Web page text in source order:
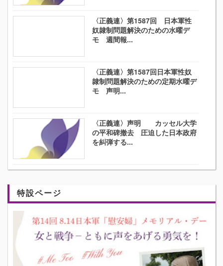
〈正義連〉第1587回 日本軍性
奴隷制問題解決のための水曜デ
モ 週間報...
〈正義連〉第1587回日本軍性奴
隷制問題解決のための定期水曜デ
モ 声明...
〈正義連〉声明 カッセル大学
の平和碑撤去 圧迫した日本政府
を糾弾する...
特設ページ